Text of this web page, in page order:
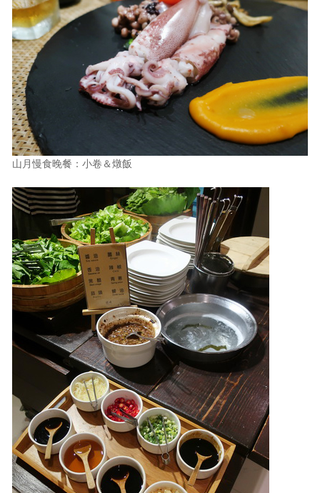
山月慢食晚餐：小卷＆燉飯